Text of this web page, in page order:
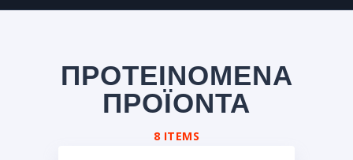
ΠΡΟΤΕΙΝΟΜΕΝΑ
ΠΡΟΪΟΝΤΑ
8 ITEMS